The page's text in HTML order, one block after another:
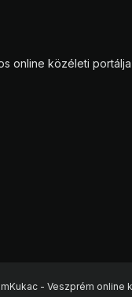
online közéleti portálja
- Veszprém online